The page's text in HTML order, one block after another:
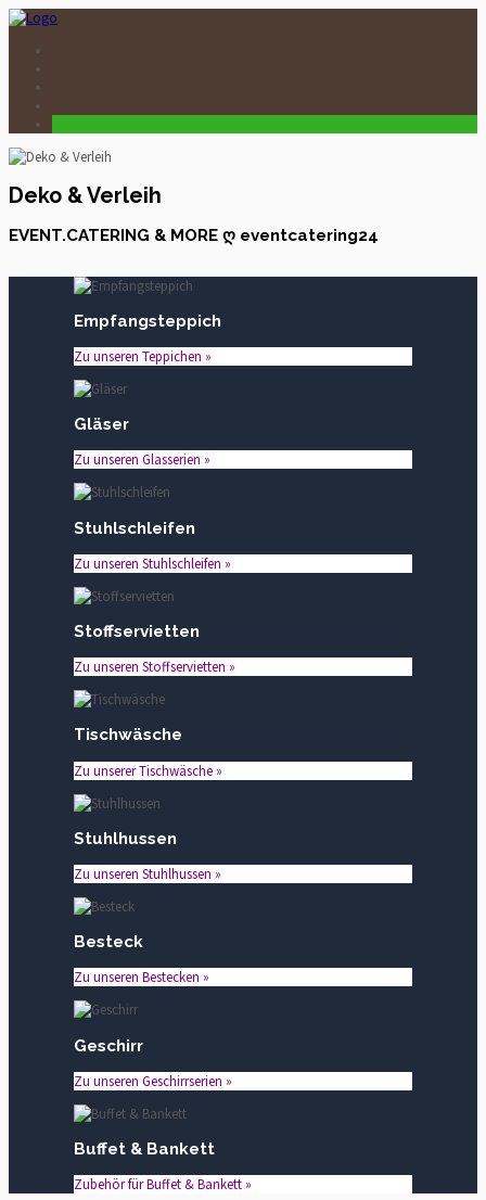
Deko & Verleih
EVENT.CATERING & MORE ღ eventcatering24
Empfangsteppich
Zu unseren Teppichen »
Gläser
Zu unseren Glasserien »
Stuhlschleifen
Zu unseren Stuhlschleifen »
Stoffservietten
Zu unseren Stoffservietten »
Tischwäsche
Zu unserer Tischwäsche »
Stuhlhussen
Zu unseren Stuhlhussen »
Besteck
Zu unseren Bestecken »
Geschirr
Zu unseren Geschirrserien »
Buffet & Bankett
Zubehör für Buffet & Bankett »